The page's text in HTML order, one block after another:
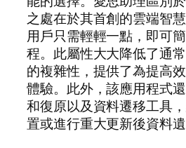
之處在於其首創的雲端智
用戶只需輕輕一點，即可
程。此屬性大大降低了通
的複雜性，提供了為提高
體驗。此外，該應用程式
和復原以及資料遷移工具
置或進行重大更新後資料遺